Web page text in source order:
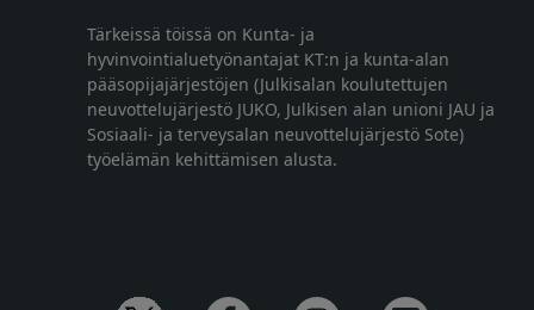
Tärkeissä töissä on Kunta- ja
hyvinvointialuetyönantajat KT:n ja kunta-alan
pääsopijajärjestöjen (Julkisalan koulutettujen
neuvottelujärjestö JUKO, Julkisen alan unioni JAU ja
Sosiaali- ja terveysalan neuvottelujärjestö Sote)
työelämän kehittämisen alusta.